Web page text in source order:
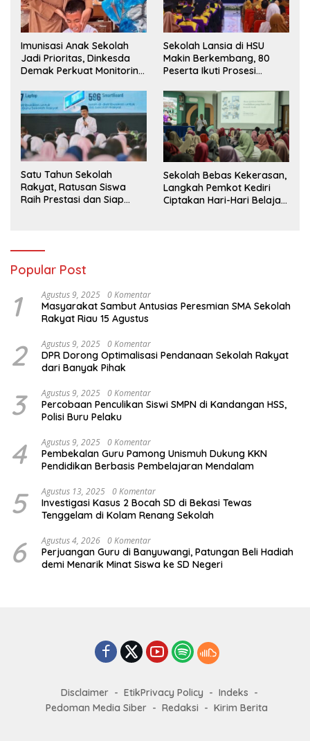
Imunisasi Anak Sekolah
Jadi Prioritas, Dinkesda
Demak Perkuat Monitoring
Sekolah Lansia di HSU
Makin Berkembang, 80
Peserta Ikuti Prosesi
Satu Tahun Sekolah
Rakyat, Ratusan Siswa
Raih Prestasi dan Siap
Sekolah Bebas Kekerasan,
Langkah Pemkot Kediri
Ciptakan Hari-Hari Belajar
Popular Post
1 Agustus 9, 2025 0 Komentar
Masyarakat Sambut Antusias Peresmian SMA Sekolah
Rakyat Riau 15 Agustus
2 Agustus 9, 2025 0 Komentar
DPR Dorong Optimalisasi Pendanaan Sekolah Rakyat
dari Banyak Pihak
3 Agustus 9, 2025 0 Komentar
Percobaan Penculikan Siswi SMPN di Kandangan HSS,
Polisi Buru Pelaku
4 Agustus 9, 2025 0 Komentar
Pembekalan Guru Pamong Unismuh Dukung KKN
Pendidikan Berbasis Pembelajaran Mendalam
5 Agustus 13, 2025 0 Komentar
Investigasi Kasus 2 Bocah SD di Bekasi Tewas
Tenggelam di Kolam Renang Sekolah
6 Agustus 4, 2026 0 Komentar
Perjuangan Guru di Banyuwangi, Patungan Beli Hadiah
demi Menarik Minat Siswa ke SD Negeri
Disclaimer EtikPrivacy Policy
Indeks
Pedoman Media Siber
Redaksi Kirim Berita